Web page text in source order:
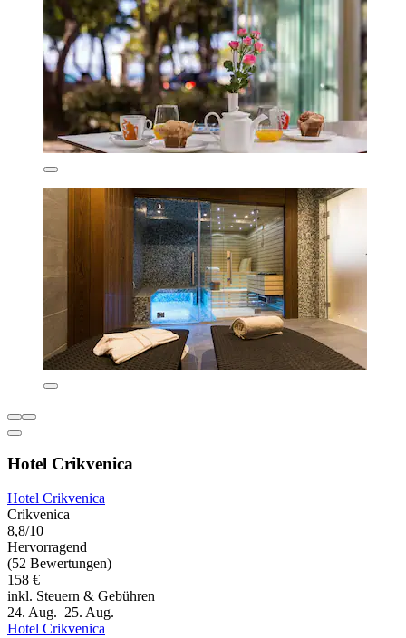
Hotel Crikvenica
Hotel Crikvenica
Crikvenica
8,8/10
Hervorragend
(52 Bewertungen)
158 €
inkl. Steuern & Gebühren
24. Aug.–25. Aug.
Hotel Crikvenica